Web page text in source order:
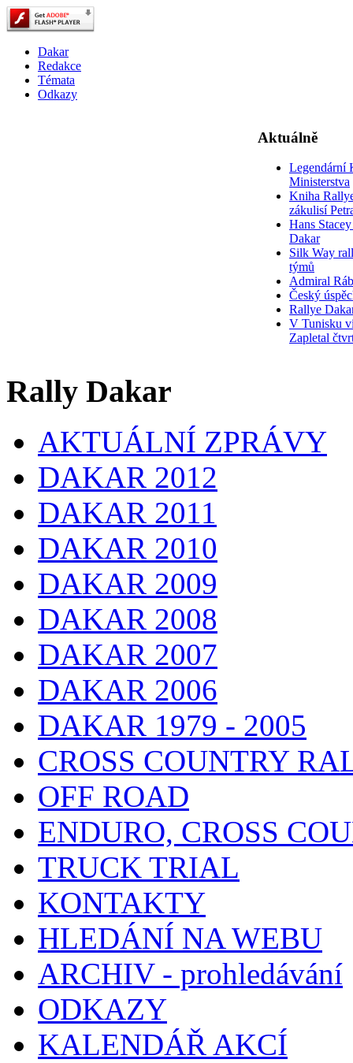
Dakar
Redakce
Témata
Odkazy
Aktuálně
Legendární
Ministerstva
Kniha
zákulisí
Hans
Dakar
Silk Way
týmů
Admiral
Český
Rallye
V Tunisku
Zapletal
Rally Dakar
AKTUÁLNÍ ZPRÁVY
DAKAR 2012
DAKAR 2011
DAKAR 2010
DAKAR 2009
DAKAR 2008
DAKAR 2007
DAKAR 2006
DAKAR 1979 - 2005
CROSS COUNTRY
OFF ROAD
ENDURO, CROSS
TRUCK TRIAL
KONTAKTY
HLEDÁNÍ NA WEBU
ARCHIV - prohledávání
ODKAZY
KALENDÁŘ AKCÍ